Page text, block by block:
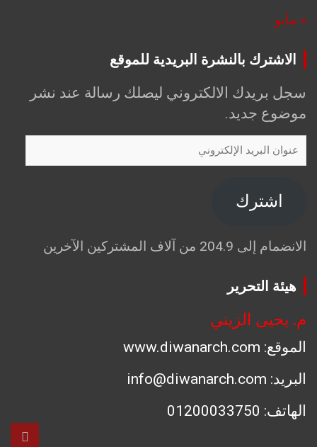
« مايو
الاشترك بالنشرة البريدية للموقع
سجل بريدك الالكتروني ليصلك رسالة عند نشر
موضوع جديد.
عنوان
البريد
اشترك
الانضمام إلى 204.9 من آلاف المشتركين الآخرين
هيئة التحرير
م. يحيى الزيني
الموقع: www.diwanarch.com
البريد: info@diwanarch.com
الهاتف: 01200033750